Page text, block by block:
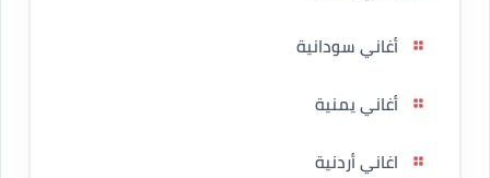
أغاني سودانية
أغاني يمنية
اغاني أردنية